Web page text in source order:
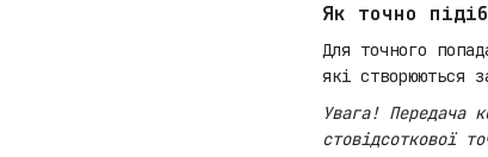
Як точно
Для точного
які створюються
Увага! Передача
стовідсоткової